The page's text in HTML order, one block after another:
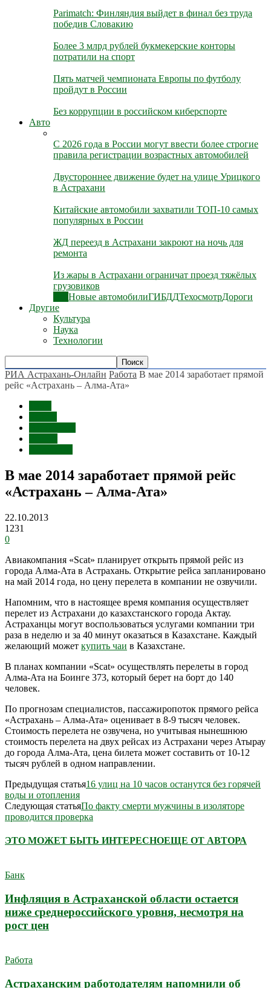
Parimatch: Финляндия выйдет в финал без труда
победив Словакию
Более 3 млрд рублей букмекерские конторы
потратили на спорт
Пять матчей чемпионата Европы по футболу
пройдут в России
Без коррупции в российском киберспорте
Авто
С 2026 года в России могут ввести более строгие
правила регистрации возрастных автомобилей
Двустороннее движение будет на улице Урицкого
в Астрахани
Китайские автомобили захватили ТОП-10 самых
популярных в России
ЖД переезд в Астрахани закроют на ночь для
ремонта
Из жары в Астрахани ограничат проезд тяжёлых
грузовиков
Новые автомобилиГИБДДТехосмотрДороги
Другие
Культура
Наука
Технологии
РИА Астрахань-Онлайн Работа В мае 2014 заработает прямой
рейс «Астрахань – Алма-Ата»
В мае 2014 заработает прямой рейс
«Астрахань – Алма-Ата»
22.10.2013
1231
0
Авиакомпания «Scat» планирует открыть прямой рейс из
города Алма-Ата в Астрахань. Открытие рейса запланировано
на май 2014 года, но цену перелета в компании не озвучили.
Напомним, что в настоящее время компания осуществляет
перелет из Астрахани до казахстанского города Актау.
Астраханцы могут воспользоваться услугами компании три
раза в неделю и за 40 минут оказаться в Казахстане. Каждый
желающий может купить чаи в Казахстане.
В планах компании «Scat» осуществлять перелеты в город
Алма-Ата на Боинге 373, который берет на борт до 140
человек.
По прогнозам специалистов, пассажиропоток прямого рейса
«Астрахань – Алма-Ата» оценивает в 8-9 тысяч человек.
Стоимость перелета не озвучена, но учитывая нынешнюю
стоимость перелета на двух рейсах из Астрахани через Атырау
до города Алма-Ата, цена билета может составить от 10-12
тысяч рублей в одном направлении.
Предыдущая статья16 улиц на 10 часов останутся без горячей
воды и отопления
Следующая статьяПо факту смерти мужчины в изоляторе
проводится проверка
ЭТО МОЖЕТ БЫТЬ ИНТЕРЕСНОЕЩЕ ОТ АВТОРА
Банк
Инфляция в Астраханской области остается
ниже среднероссийского уровня, несмотря на
рост цен
Работа
Астраханским работодателям напомнили об